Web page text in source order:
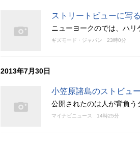
ストリートビューに写
ニューヨークのでは、ハ
ギズモード・ジャパン 23時0分
2013年7月30日
小笠原諸島のストビュ
公開されたのは人が背負
マイナビニュース 14時25分